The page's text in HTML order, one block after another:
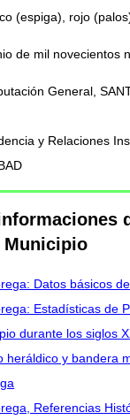
(espiga), rojo
de mil novecientos
General,
y Relaciones
Municipio
Datos básicos
Estadísticas de
durante los siglos
heráldico y bandera
Referencias